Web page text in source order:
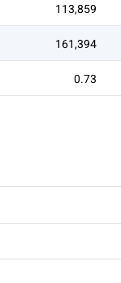
113,859
161,394
0.73